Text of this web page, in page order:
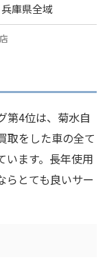
庫県全域
第4位は、菊水自
取をした車の全て
います。長年使用
らとても良いサー